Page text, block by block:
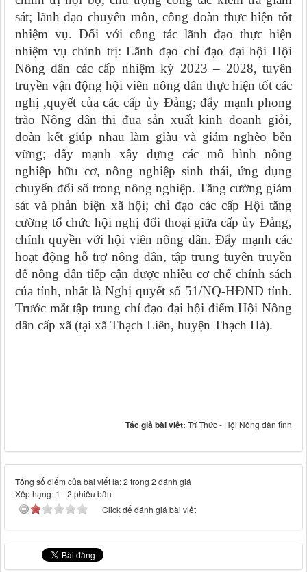
sát; lãnh đạo chuyên môn, công đoàn thực hiện tốt
nhiệm vụ. Đối với công tác lãnh đạo thực hiện
nhiệm vụ chính trị: Lãnh đạo chỉ đạo đại hội Hội
Nông dân các cấp nhiệm kỳ 2023 – 2028, tuyên
truyền vận động hội viên nông dân thực hiện tốt các
nghị ,quyết của các cấp ủy Đảng; đẩy mạnh phong
trào Nông dân thi đua sản xuất kinh doanh giỏi,
đoàn kết giúp nhau làm giàu và giảm nghèo bền
vững; đẩy mạnh xây dựng các mô hình nông
nghiệp hữu cơ, nông nghiệp sinh thái, ứng dụng
chuyển đổi số trong nông nghiệp. Tăng cường giám
sát và phản biện xã hội; chỉ đạo các cấp Hội tăng
cường tổ chức hội nghị đối thoại giữa cấp ủy Đảng,
chính quyền với hội viên nông dân. Đẩy mạnh các
hoạt động hỗ trợ nông dân, tập trung tuyên truyền
để nông dân tiếp cận được nhiều cơ chế chính sách
của tỉnh, nhất là Nghị quyết số 51/NQ-HĐND tỉnh.
Trước mắt tập trung chỉ đạo đại hội điểm Hội Nông
dân cấp xã (tại xã Thạch Liên, huyện Thạch Hà).
Tác giả bài viết: Trí Thức - Hội Nông dân tỉnh
Tổng số điểm của bài viết là: 2 trong 2 đánh giá
Xếp hạng: 1 -2 phiếu bầu
Click để đánh giá bài viết